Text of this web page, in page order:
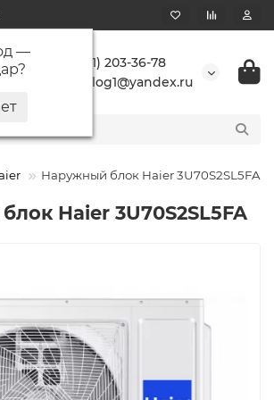
—
?
+7 (861) 203-36-78
buranlog1@yandex.ru
Наружный блок Haier 3U70S2SL5FA
Haier 3U70S2SL5FA